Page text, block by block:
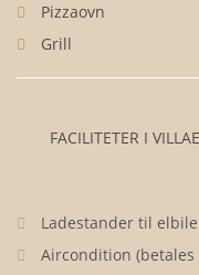
Pizzaovn
Grill
FACILITETER I
Ladestander til
Aircondition